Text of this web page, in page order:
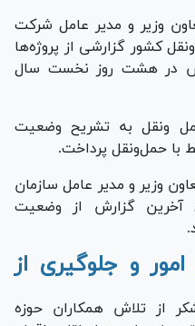
وزیر و مدیر عامل شرکت
کشور گزارشی از پروژه‌ها
در هشت روز نخست سال
ونقل به تشریح وضعیت
با حمل‌ونقل پرداخت.
وزیر و مدیر عامل سازمان
آخرین گزارش از وضعیت
و جلوگیری از
از تلاش همکاران حوزه